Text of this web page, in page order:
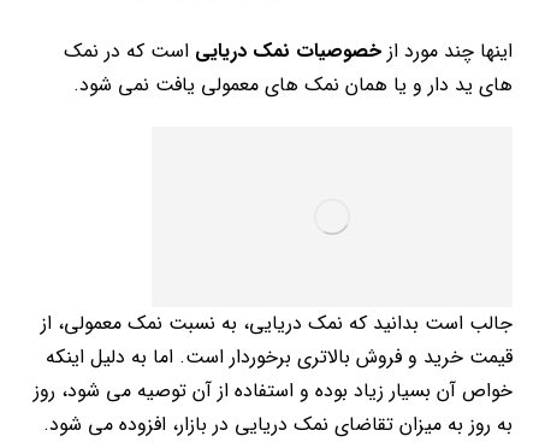
اینها چند مورد ازخصوصیات نمک دریایی است که در نمک
های ید دار و یا همان نمک های معمولی یافت نمی شود.
جالب است بدانید که نمک دریایی، به نسبت نمک معمولی، از
قیمت خرید و فروش بالاتری برخوردار است. اما به دلیل اینکه
خواص آن بسیار زیاد بوده و استفاده از آن توصیه می شود، روز
به روز به میزان تقاضای نمک دریایی در بازار، افزوده می شود.